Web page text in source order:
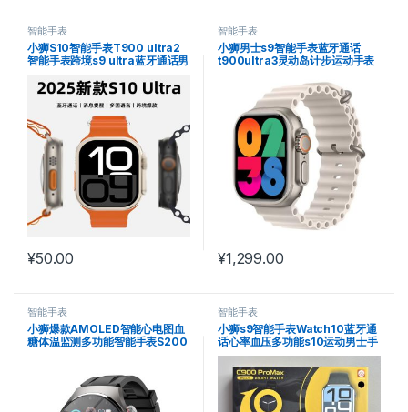
智能手表
小狮S10智能手表T900 ultra2
智能手表跨境s9 ultra蓝牙通话男
¥50.00
智能手表
小狮男士s9智能手表蓝牙通话
t900ultra3灵动岛计步运动手表
¥1,299.00
智能手表
小狮爆款AMOLED智能心电图血
糖体温监测多功能智能手表S200
智能手表
小狮s9智能手表Watch10蓝牙通
话心率血压多功能s10运动男士手
表